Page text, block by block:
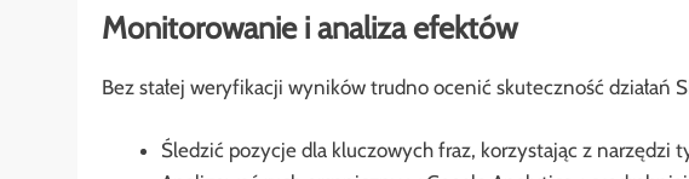
Monitorowanie i analiza efektów
Bez stałej weryfikacji wyników trudno ocenić skuteczność działań
Śledzić pozycje dla kluczowych fraz, korzystając z narzędzi